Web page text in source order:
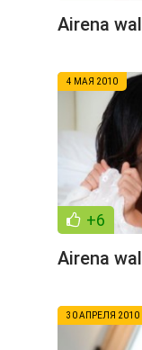
Airena
4 МАЯ 2010
+6
Airena
30 АПРЕЛЯ 2010